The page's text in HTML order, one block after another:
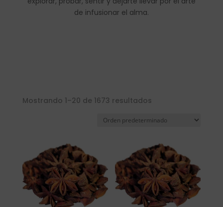
de infusionar el alma.
Mostrando 1–20 de 1673 resultados